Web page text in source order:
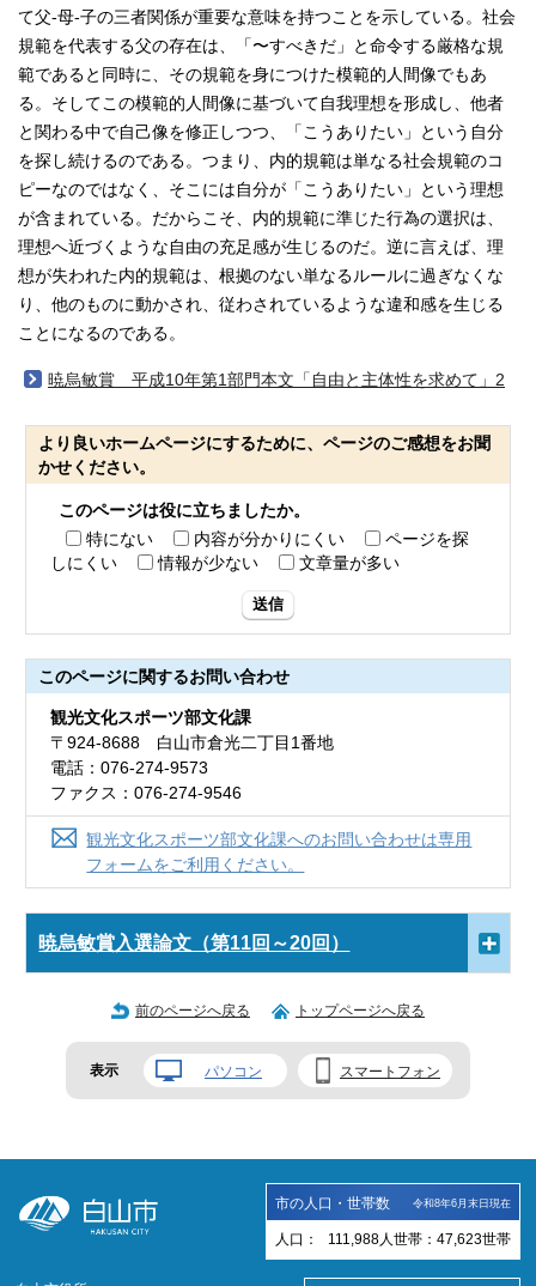
て父-母-子の三者関係が重要な意味を持つことを示している。社会
規範を代表する父の存在は、「〜すべきだ」と命令する厳格な規
範であると同時に、その規範を身につけた模範的人間像でもあ
る。そしてこの模範的人間像に基づいて自我理想を形成し、他者
と関わる中で自己像を修正しつつ、「こうありたい」という自分
を探し続けるのである。つまり、内的規範は単なる社会規範のコ
ピーなのではなく、そこには自分が「こうありたい」という理想
が含まれている。だからこそ、内的規範に準じた行為の選択は、
理想へ近づくような自由の充足感が生じるのだ。逆に言えば、理
想が失われた内的規範は、根拠のない単なるルールに過ぎなくな
り、他のものに動かされ、従わされているような違和感を生じる
ことになるのである。
暁烏敏賞 平成10年第1部門本文「自由と主体性を求めて」2
より良いホームページにするために、ページのご感想をお聞
かせください。
このページは役に立ちましたか。
特にない
内容が分かりにくい
ページを探
しにくい
情報が少ない 文章量が多い
送信
このページに関するお問い合わせ
観光文化スポーツ部文化課
〒924-8688 白山市倉光二丁目1番地
電話：076-274-9573
ファクス：076-274-9546
観光文化スポーツ部文化課へのお問い合わせは専用
フォームをご利用ください。
暁烏敏賞入選論文（第11回～20回）
前のページへ戻る トップページへ戻る
表示 パソコン スマートフォン
市の人口・世帯数 令和8年6月末日現在
人口： 111,988 人 世帯： 47,623世帯